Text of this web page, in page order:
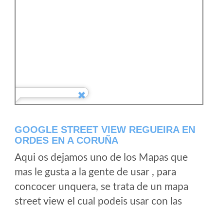
GOOGLE STREET VIEW REGUEIRA EN
ORDES EN A CORUÑA
Aqui os dejamos uno de los Mapas que
mas le gusta a la gente de usar , para
concocer unquera, se trata de un mapa
street view el cual podeis usar con las